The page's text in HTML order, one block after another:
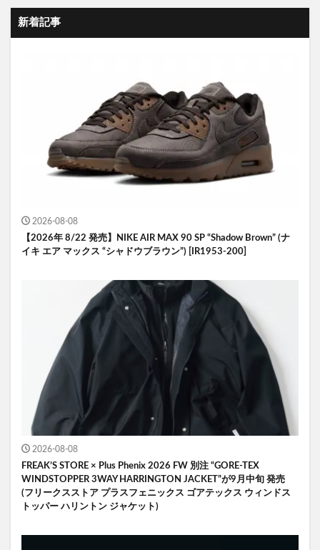
新着記事
2026-08-08
【2026年 8/22 発売】NIKE AIR MAX 90 SP “Shadow Brown” (ナ
イキ エア マックス “シャドウブラウン”) [IR1953-200]
2026-08-08
FREAK’S STORE × Plus Phenix 2026 FW 別注 “GORE-TEX
WINDSTOPPER 3WAY HARRINGTON JACKET”が9月中旬 発売
(フリークスストア プラスフェニックス ゴアテックス ウィンドス
トッパー ハリントン ジャケット)